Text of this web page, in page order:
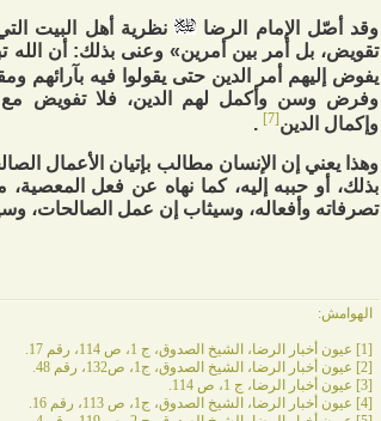
وقد أصّل الإمام الرضا
نظرية أهل البيت
تقويض، بل أمر بين أمرين» وعنى بذلك: أن الله
يفوض إليهم أمر الدين حتى يقولوا فيه بآرائهم
وفرض وسن وأكمل لهم الدين، فلا تفويض مع
وإكمال الدين [7]
.
وهذا يعني إن الإنسان مطالب بإتيان الأعمال
بذلك، أو حببه إليه، كما نهاه عن فعل
تصرفاته وأفعاله، وسيثاب إن عمل الصالحات،
الهوامش:
[1]
عيون أخبار الرضا، الشيخ الصدوق، ج 1، ص 114، رقم 17.
[2]
عيون أخبار الرضا، الشيخ الصدوق، ج1، ص132، رقم 48.
[3]
عيون أخبار الرضا، ج 1، ص 114.
[4]
عيون أخبار الرضا، الشيخ الصدوق، ج1، ص 113، رقم 16.